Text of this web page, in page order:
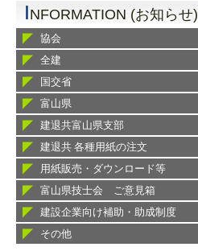
INFORMATION (お知らせ)
協会
全建
国交省
富山県
建退共富山県支部
建退共 各種用紙の注文
用紙販売・ダウンロード等
富山県技士会 ご意見箱
建設企業向け補助・助成制度
その他